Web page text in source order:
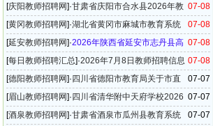
2026年事业编制教师招聘公告（第四批）
07-08
[庆阳教师招聘网]·甘肃省庆阳市合水县2026年教
育系统事业单位教师招聘公告
07-08
[黄冈教师招聘网]·湖北省黄冈市麻城市教育系统
2026年高中教师招聘14名公告
07-08
[延安教师招聘网]·2026年陕西省延安市志丹县高
级中学教师招聘16名公告
07-08
[每日教师招聘汇总]·2026年7月8日教师招聘信息
汇总（39条）
07-07
[德阳教师招聘网]· 四川省德阳市教育局关于市直
属学校2026年教师招聘公告
07-07
[眉山教师招聘网]· 四川省清华附中天府学校2026
年第二轮教师招聘公告
07-07
[酒泉教师招聘网]·甘肃省酒泉市瓜州县教育系统